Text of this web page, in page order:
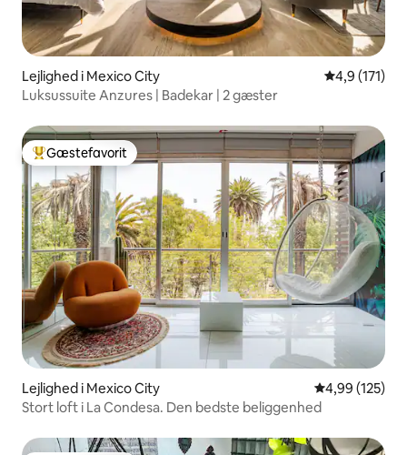
Lejlighed i Mexico City 4,9 ud af 5 i
4,9 (171)
Luksussuite Anzures | Badekar | 2 gæster
Bedste gæstefavorit
Gæstefavorit
Lejlighed i Mexico City 4,99 ud af 5 i
4,99 (125)
Stort loft i La Condesa. Den bedste beliggenhed